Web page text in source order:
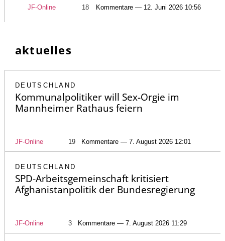
JF-Online 18 Kommentare — 12. Juni 2026 10:56
aktuelles
DEUTSCHLAND
Kommunalpolitiker will Sex-Orgie im
Mannheimer Rathaus feiern
JF-Online 19 Kommentare — 7. August 2026 12:01
DEUTSCHLAND
SPD-Arbeitsgemeinschaft kritisiert
Afghanistanpolitik der Bundesregierung
JF-Online 3 Kommentare — 7. August 2026 11:29